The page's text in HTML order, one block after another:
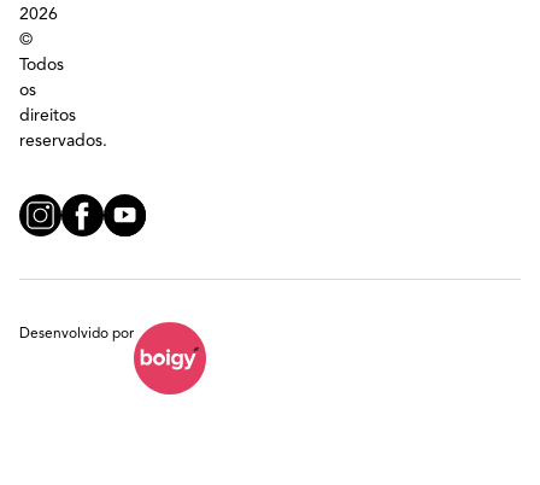
2026
©
Todos
os
direitos
reservados.
Desenvolvido por